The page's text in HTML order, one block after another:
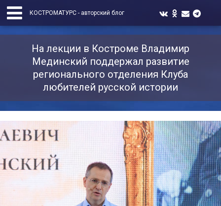
КОСТРОМАТУРС - авторский блог
На лекции в Костроме Владимир
Мединский поддержал развитие
регионального отделения Клуба
любителей русской истории